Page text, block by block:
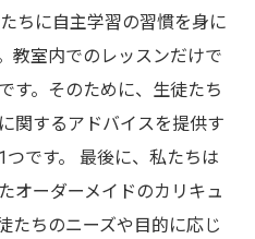
ちに自主学習の習慣を身に
教室内でのレッスンだけで
す。そのために、生徒たち
関するアドバイスを提供す
です。 最後に、私たちは
オーダーメイドのカリキュ
たちのニーズや目的に応じ